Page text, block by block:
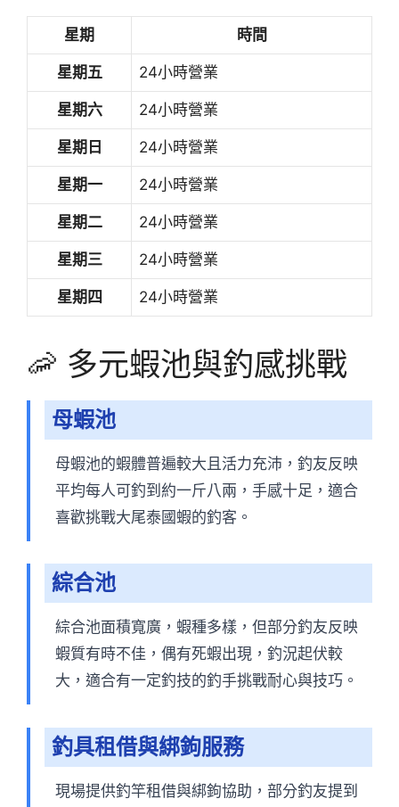
星期 時間
星期五 24小時營業
星期六 24小時營業
星期日 24小時營業
星期一 24小時營業
星期二 24小時營業
星期三 24小時營業
星期四 24小時營業
🦐 多元蝦池與釣感挑戰
母蝦池
母蝦池的蝦體普遍較大且活力充沛，釣友反映
平均每人可釣到約一斤八兩，手感十足，適合
喜歡挑戰大尾泰國蝦的釣客。
綜合池
綜合池面積寬廣，蝦種多樣，但部分釣友反映
蝦質有時不佳，偶有死蝦出現，釣況起伏較
大，適合有一定釣技的釣手挑戰耐心與技巧。
釣具租借與綁鉤服務
現場提供釣竿租借與綁鉤協助，部分釣友提到